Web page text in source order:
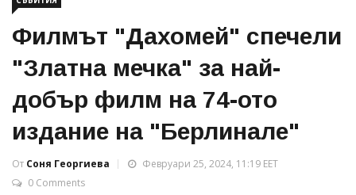
Филмът "Дахомей" спечели
"Златна мечка" за най-
добър филм на 74-ото
издание на "Берлинале"
От Соня Георгиева
Февруари 25, 2024, 11:19 EET
0 Comments